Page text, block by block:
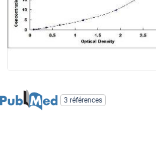
3 références